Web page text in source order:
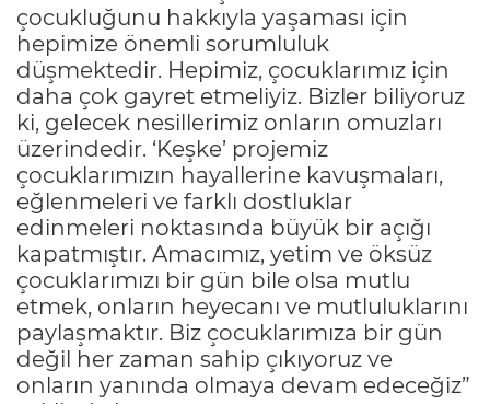
çocukluğunu hakkıyla yaşaması için
hepimize önemli sorumluluk
düşmektedir. Hepimiz, çocuklarımız için
daha çok gayret etmeliyiz. Bizler biliyoruz
ki, gelecek nesillerimiz onların omuzları
üzerindedir. ‘Keşke’ projemiz
çocuklarımızın hayallerine kavuşmaları,
eğlenmeleri ve farklı dostluklar
edinmeleri noktasında büyük bir açığı
kapatmıştır. Amacımız, yetim ve öksüz
çocuklarımızı bir gün bile olsa mutlu
etmek, onların heyecanı ve mutluluklarını
paylaşmaktır. Biz çocuklarımıza bir gün
değil her zaman sahip çıkıyoruz ve
onların yanında olmaya devam edeceğiz”